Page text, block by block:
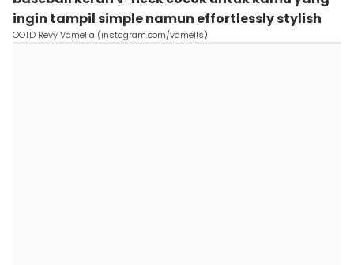
ingin tampil simple namun effortlessly stylish
OOTD Revy Vamella (instagram.com/vamells)